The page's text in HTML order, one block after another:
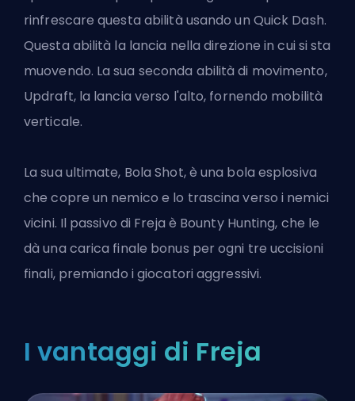
rinfrescare questa abilità usando un Quick Dash.
Questa abilità la lancia nella direzione in cui si sta
muovendo. La sua seconda abilità di movimento,
Updraft, la lancia verso l'alto, fornendo mobilità
verticale.
La sua ultimate, Bola Shot, è una bola esplosiva
che copre un nemico e lo trascina verso i nemici
vicini. Il passivo di Freja è Bounty Hunting, che le
dà una carica finale bonus per ogni tre uccisioni
finali, premiando i giocatori aggressivi.
I vantaggi di Freja